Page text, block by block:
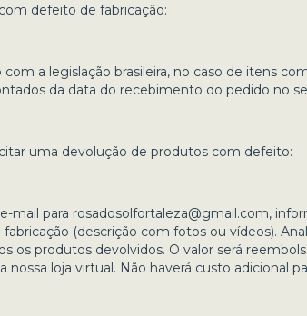
defeito de fabricação:
com a legislação brasileira, no caso de itens
da data do recebimento do pedido no
uma devolução de produtos com defeito:
mail para rosadosolfortaleza@gmail.com,
(descrição com fotos ou vídeos).
os produtos devolvidos. O valor será
nossa loja virtual. Não haverá custo adicional